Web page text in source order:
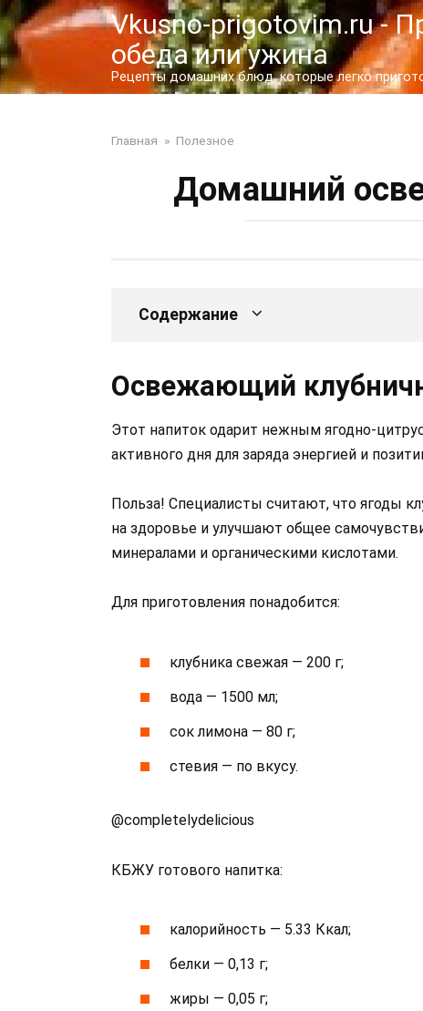
Перейти
к
контенту
Vkusno-prigotovim.ru -
обеда или ужина
Рецепты домашних блюд, которые легко
Главная » Полезное
Домашний
Содержание
Освежающий
Этот напиток одарит нежным ягодно-
активного дня для заряда энергией и
Польза! Специалисты считают, что ягоды
на здоровье и улучшают общее
минералами и органическими кислотами.
Для приготовления понадобится:
клубника свежая — 200 г;
вода — 1500 мл;
сок лимона — 80 г;
стевия — по вкусу.
@completelydelicious
КБЖУ готового напитка:
калорийность — 5.33 Ккал;
белки — 0,13 г;
жиры — 0,05 г;